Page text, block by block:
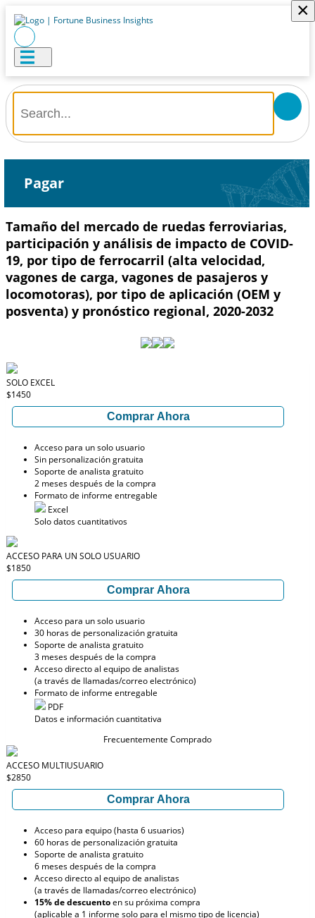
×
Pagar
Tamaño del mercado de ruedas ferroviarias,
participación y análisis de impacto de COVID-
19, por tipo de ferrocarril (alta velocidad,
vagones de carga, vagones de pasajeros y
locomotoras), por tipo de aplicación (OEM y
posventa) y pronóstico regional, 2020-2032
SOLO EXCEL
$1450
Comprar Ahora
Acceso para un solo usuario
Sin personalización gratuita
Soporte de analista gratuito
2 meses después de la compra
Formato de informe entregable
Excel
Solo datos cuantitativos
ACCESO PARA UN SOLO USUARIO
$1850
Comprar Ahora
Acceso para un solo usuario
30 horas de personalización gratuita
Soporte de analista gratuito
3 meses después de la compra
Acceso directo al equipo de analistas
(a través de llamadas/correo electrónico)
Formato de informe entregable
PDF
Datos e información cuantitativa
Frecuentemente Comprado
ACCESO MULTIUSUARIO
$2850
Comprar Ahora
Acceso para equipo (hasta 6 usuarios)
60 horas de personalización gratuita
Soporte de analista gratuito
6 meses después de la compra
Acceso directo al equipo de analistas
(a través de llamadas/correo electrónico)
15% de descuentoen su próxima compra
(aplicable a 1 informe solo para el mismo tipo de licencia)